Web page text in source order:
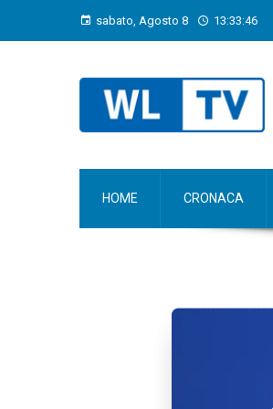
sabato, Agosto 8 13:33:47
HOME CRONACA